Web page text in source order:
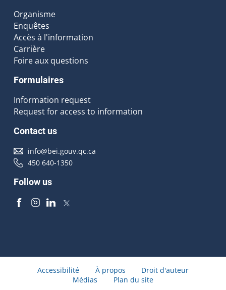
Organisme
Enquêtes
Accès à l'information
Carrière
Foire aux questions
Formulaires
Information request
Request for access to information
Contact us
info@bei.gouv.qc.ca
450 640-1350
Follow us
Accessibilité À propos
Droit d'auteur
Médias
Plan du site